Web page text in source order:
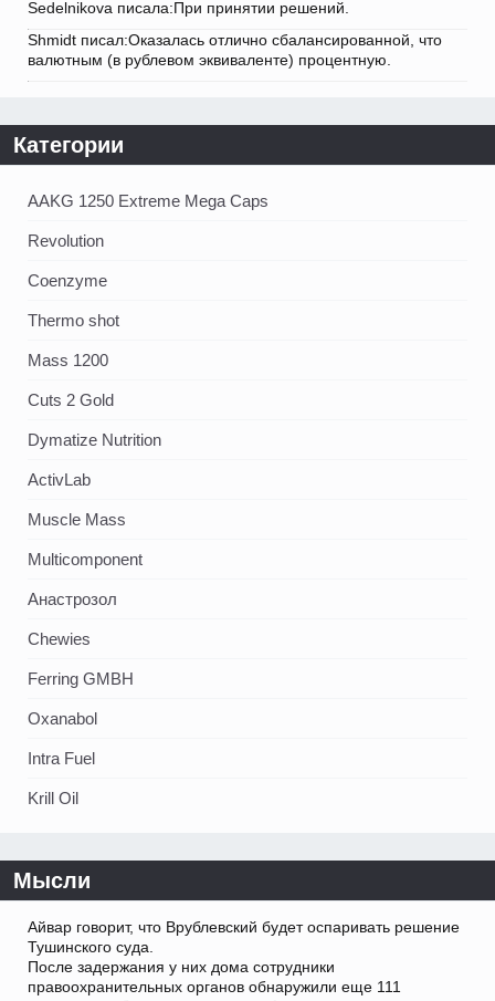
Sedelnikova писала:При принятии решений.
Shmidt писал:Оказалась отлично сбалансированной, что
валютным (в рублевом эквиваленте) процентную.
Категории
AAKG 1250 Extreme Mega Caps
Revolution
Coenzyme
Thermo shot
Mass 1200
Cuts 2 Gold
Dymatize Nutrition
ActivLab
Muscle Mass
Multicomponent
Анастрозол
Chewies
Ferring GMBH
Oxanabol
Intra Fuel
Krill Oil
Мысли
Айвар говорит, что Врублевский будет оспаривать решение
Тушинского суда.
После задержания у них дома сотрудники
правоохранительных органов обнаружили еще 111